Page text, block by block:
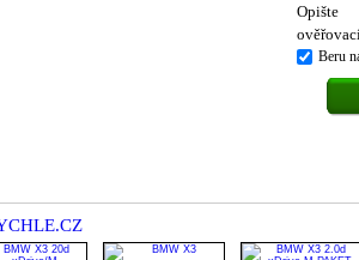
Opište
Beru